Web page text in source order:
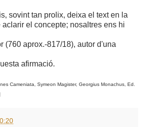
sovint tan prolix, deixa el text en la
el concepte; nosaltres ens hi
(760 aprox.-817/18), autor d'una
afirmació.
Cameniata, Symeon Magister, Georgius Monachus, Ed.